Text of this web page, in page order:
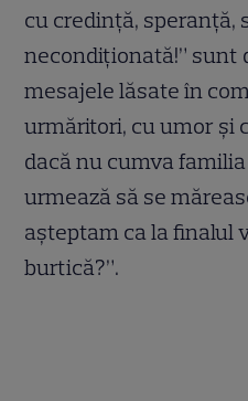
cu credință, speranță,
necondiționată!” sunt
mesajele lăsate în
urmăritori, cu umor și
dacă nu cumva
urmează să se
așteptam ca la finalul
burtică?”.